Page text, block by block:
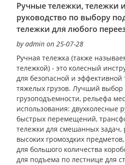
Ручные тележки, тележки
руководство по выбору
тележки для любого
by admin on 25-07-28
Ручная тележка (также
тележкой) - это колесный
для безопасной и эффективной
тяжелых грузов. Лучший выбор
грузоподъемности, рельефа
использования: двухколесные
быстрых перемещений,
тележки для смешанных задач,
высоких громоздких
для большого количества
для подъема по лестнице для